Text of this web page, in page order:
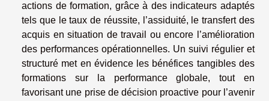
actions de formation, grâce à des indicateurs adaptés
tels que le taux de réussite, l’assiduité, le transfert des
acquis en situation de travail ou encore l’amélioration
des performances opérationnelles. Un suivi régulier et
structuré met en évidence les bénéfices tangibles des
formations sur la performance globale, tout en
favorisant une prise de décision proactive pour l’avenir